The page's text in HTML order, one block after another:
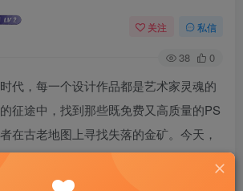
关注 私信
38 0
代，每一个设计作品都是艺术家灵魂的
征途中，找到那些既免费又高质量的PS
在古老地图上寻找失落的金矿。今天，
隐藏在网络深处的免费PS素材库的神秘
梦寐以求的灵感源泉，也是节省预算的